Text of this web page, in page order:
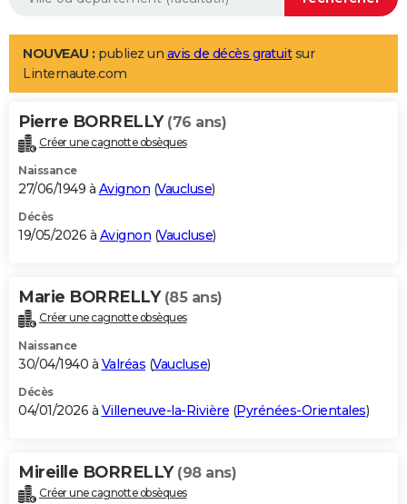
Aménagement intérieur
LIFESTYLE
Art de vivre
Bien-être
Loisirs
Mode
Modes de vie
Alimentation
Guide de la santé
Maladies
Médicaments
Sommeil
VOYAGE
Destinations
City break
Voyage nature
Voyage de noces
Forum
Climat
+PHOTO
GUIDES D'ACHAT
BONS PLANS
Carte de Noël
Carte Bonne année
Carte Saint-Valentin
Carte Pâques
Carte d'anniversaire
DICTIONNAIRE
Dictionnaire
Biographies
Citations
Expressions
Proverbes
PROGRAMME TV
S'inscrire
Se connecter
Lycées
Collèges
Primaires
Universités
Entreprises
Service militaire
Avis de recherche
AVIS DE DÉCÈS
Bricolage
Lifestyle
Culture
Sport
Auto
Television
Voyage
Cinema
NOUVEAU : publiez un avis de décès gratuitsur
Linternaute.com
Pierre BORRELLY (76 ans)
Créer une cagnotte obsèques
Naissance
27/06/1949 à Avignon (Vaucluse)
Décès
19/05/2026 à Avignon (Vaucluse)
Marie BORRELLY (85 ans)
Créer une cagnotte obsèques
Naissance
30/04/1940 à Valréas (Vaucluse)
Décès
04/01/2026 à Villeneuve-la-Rivière (Pyrénées-Orientales)
Mireille BORRELLY (98 ans)
Créer une cagnotte obsèques